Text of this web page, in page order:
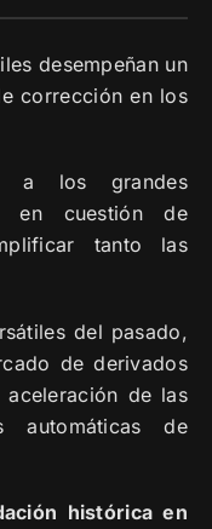
desempeñan un
corrección en los
a los grandes
en cuestión de
tanto las
del pasado,
de derivados
de las
automáticas de
histórica en